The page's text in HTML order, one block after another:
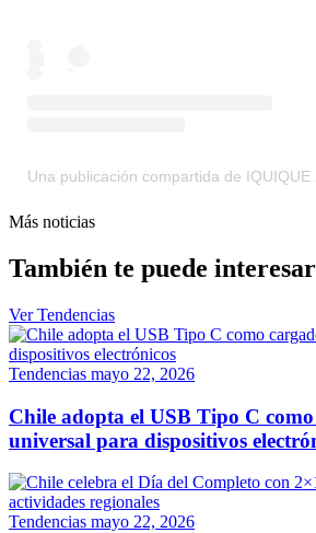
Una publicación compartida de IQUIQUE
Más noticias
También te puede interesar
Ver Tendencias
Tendencias mayo 22, 2026
Chile adopta el USB Tipo C
universal para dispositivos
Tendencias mayo 22, 2026